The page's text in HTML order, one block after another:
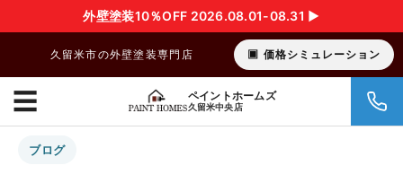
外壁塗装10％OFF 2026.08.01-08.31 ▶︎
久留米市の外壁塗装専門店 価格シミュレーション
ペイントホームズ
久留米中央店
☰
ブログ